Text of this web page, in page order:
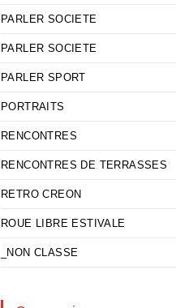
PARLER SOCIETE
PARLER SOCIETE
PARLER SPORT
PORTRAITS
RENCONTRES
RENCONTRES DE TERRASSES
RETRO CREON
ROUE LIBRE ESTIVALE
_NON CLASSE